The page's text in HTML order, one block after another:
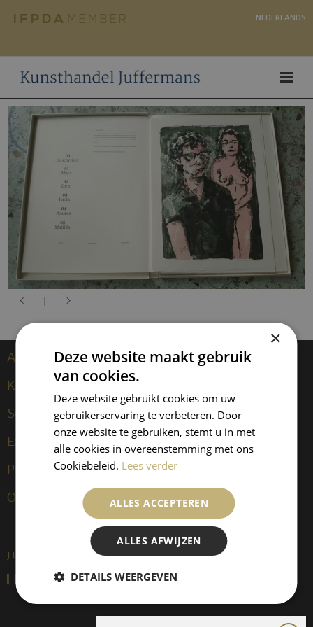
NEDERLANDS
Artiesten
Kees van Dongen
Sculpturen
Exposities
Publicaties
Over ons
JUFFERMANS FINE ART IS:
×
Deze website maakt gebruik
van cookies.
Deze website gebruikt cookies om uw
gebruikerservaring te verbeteren. Door
onze website te gebruiken, stemt u in met
alle cookies in overeenstemming met ons
Cookiebeleid. Lees verder
ALLES ACCEPTEREN
ALLES AFWIJZEN
DETAILS WEERGEVEN